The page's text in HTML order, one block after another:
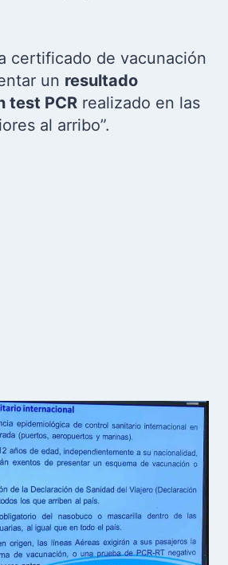
certificado de vacunación
un resultado
test PCR realizado en las
al arribo”.